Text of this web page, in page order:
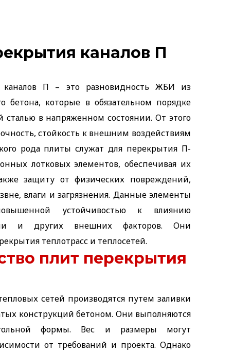
каналов П
каналов П – это разновидность ЖБИ из
бетона, которые в обязательном порядке
в напряженном состоянии. От этого
стойкость к внешним воздействиям
рода плиты служат для перекрытия П-
лотковых элементов, обеспечивая их
защиту от физических повреждений,
влаги и загрязнения. Данные элементы
устойчивостью к влиянию
и других внешних факторов. Они
теплотрасс и теплосетей.
плит перекрытия
сетей производятся путем заливки
конструкций бетоном. Они выполняются
формы. Вес и размеры могут
от требований и проекта. Однако